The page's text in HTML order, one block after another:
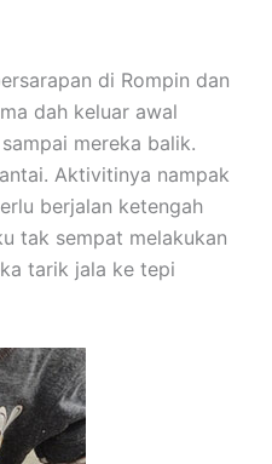
di Rompin dan
dah keluar awal
mereka balik.
Aktivitinya nampak
berjalan ketengah
tak sempat melakukan
tarik jala ke tepi